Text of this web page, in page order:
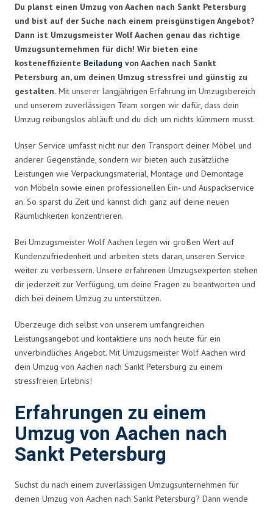
Du planst einen Umzug von Aachen nach Sankt Petersburg
und bist auf der Suche nach einem preisgünstigen Angebot?
Dann ist Umzugsmeister Wolf Aachen genau das richtige
Umzugsunternehmen für dich! Wir bieten eine
kosteneffiziente Beiladung von Aachen nach Sankt
Petersburg an, um deinen Umzug stressfrei und günstig zu
gestalten. Mit unserer langjährigen Erfahrung im Umzugsbereich
und unserem zuverlässigen Team sorgen wir dafür, dass dein
Umzug reibungslos abläuft und du dich um nichts kümmern musst.
Unser Service umfasst nicht nur den Transport deiner Möbel und
anderer Gegenstände, sondern wir bieten auch zusätzliche
Leistungen wie Verpackungsmaterial, Montage und Demontage
von Möbeln sowie einen professionellen Ein- und Auspackservice
an. So sparst du Zeit und kannst dich ganz auf deine neuen
Räumlichkeiten konzentrieren.
Bei Umzugsmeister Wolf Aachen legen wir großen Wert auf
Kundenzufriedenheit und arbeiten stets daran, unseren Service
weiter zu verbessern. Unsere erfahrenen Umzugsexperten stehen
dir jederzeit zur Verfügung, um deine Fragen zu beantworten und
dich bei deinem Umzug zu unterstützen.
Überzeuge dich selbst von unserem umfangreichen
Leistungsangebot und kontaktiere uns noch heute für ein
unverbindliches Angebot. Mit Umzugsmeister Wolf Aachen wird
dein Umzug von Aachen nach Sankt Petersburg zu einem
stressfreien Erlebnis!
Erfahrungen zu einem
Umzug von Aachen nach
Sankt Petersburg
Suchst du nach einem zuverlässigen Umzugsunternehmen für
deinen Umzug von Aachen nach Sankt Petersburg? Dann wende